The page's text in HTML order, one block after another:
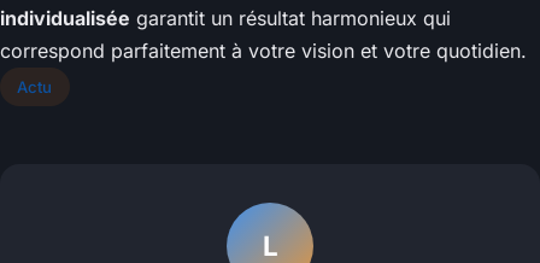
individualisée garantit un résultat harmonieux qui
correspond parfaitement à votre vision et votre quotidien.
Actu
L